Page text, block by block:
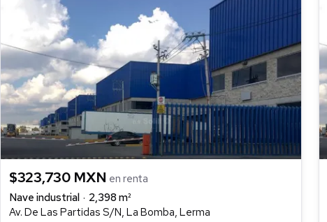
$323,730 MXN en renta
Nave industrial
2,398 m²
Av. De Las Partidas S/N, La Bomba, Lerma